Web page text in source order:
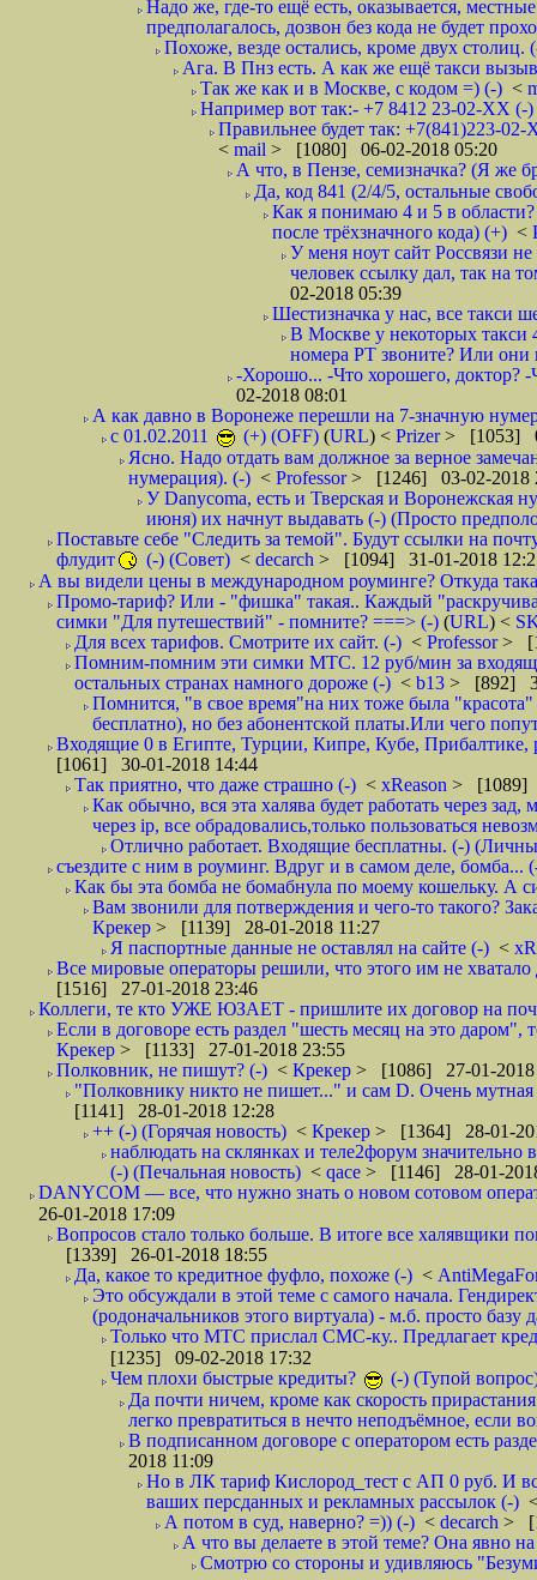
Надо же, где-то ещё есть, оказывается,
предполагалось, дозвон без кода не будет
Похоже, везде остались, кроме двух
Ага. В Пнз есть. А как же ещё такси
Так же как и в Москве, с кодом =) (-) <
Например вот так:- +7 8412 23-02-ХХ (-
Правильнее будет так: +7(841)223-
< mail > [1080] 06-02-2018 05:20
А что, в Пензе, семизначка? (Я же
Да, код 841 (2/4/5, остальные
Как я понимаю 4 и 5 в
после трёхзначного кода) (+) <
У меня ноут сайт Россвязи
человек ссылку дал, так на
02-2018 05:39
Шестизначка у нас, все такси
В Москве у некоторых такси
номера РТ звоните? Или они
-Хорошо... -Что хорошего, доктор?
02-2018 08:01
А как давно в Воронеже перешли на 7-значную
с 01.02.2011
(+) (OFF) (URL) < Prizer> [1053]
Ясно. Надо отдать вам должное за верное
нумерация). (-) < Professor> [1246] 03-02-2018
У Danycoma, есть и Тверская и Воронежская
июня) их начнут выдавать (-) (Просто
Поставьте себе "Следить за темой". Будут ссылки на
флудит
(-) (Совет) < decarch > [1094] 31-01-2018
А вы видели цены в международном роуминге? Откуда
Промо-тариф? Или - "фишка" такая.. Каждый
симки "Для путешествий" - помните? ===> (-) (URL) <
Для всех тарифов. Смотрите их сайт. (-) < Professor>
Помним-помним эти симки МТС. 12 руб/мин за
остальных странах намного дороже (-) < b13 > [892]
Помнится, "в свое время"на них тоже была
бесплатно), но без абонентской платы.Или чего
Входящие 0 в Египте, Турции, Кипре, Кубе,
[1061] 30-01-2018 14:44
Так приятно, что даже страшно (-) < xReason > [1089]
Как обычно, вся эта халява будет работать через
через ip, все обрадовались,только пользоваться
Отлично работает. Входящие бесплатны. (-)
съездите с ним в роуминг. Вдруг и в самом деле, бомба...
Как бы эта бомба не бомабнула по моему кошельку. А
Вам звонили для потверждения и чего-то такого?
Крекер > [1139] 28-01-2018 11:27
Я паспортные данные не оставлял на сайте (-) <
Все мировые операторы решили, что этого им не
[1516] 27-01-2018 23:46
Коллеги, те кто УЖЕ ЮЗАЕТ - пришлите их договор на
Если в договоре есть раздел "шесть месяц на это даром",
Крекер > [1133] 27-01-2018 23:55
Полковник, не пишут? (-) < Крекер > [1086] 27-01-2018
"Полковнику никто не пишет..." и сам D. Очень
[1141] 28-01-2018 12:28
++ (-) (Горячая новость) < Крекер > [1364] 28-01-
наблюдать на склянках и теле2форум
(-) (Печальная новость) < qace > [1146] 28-01-
DANYCOM — все, что нужно знать о новом сотовом
26-01-2018 17:09
Вопросов стало только больше. В итоге все халявщики
[1339] 26-01-2018 18:55
Да, какое то кредитное фуфло, похоже (-) <
Это обсуждали в этой теме с самого начала.
(родоначальников этого виртуала) - м.б. просто
Только что МТС прислал СМС-ку.. Предлагает
[1235] 09-02-2018 17:32
Чем плохи быстрые кредиты?
(-) (Тупой
Да почти ничем, кроме как скорость
легко превратиться в нечто неподъёмное, если
В подписанном договоре с оператором есть
2018 11:09
Но в ЛК тариф Кислород_тест с АП 0 руб. И
ваших персданных и рекламных рассылок (-)
А потом в суд, наверно? =)) (-) < decarch >
А что вы делаете в этой теме? Она явно
Смотрю со стороны и удивляюсь